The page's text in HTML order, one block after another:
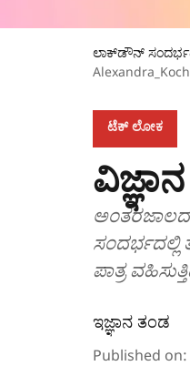
ಲಾಕ್‌ಡೌನ್
ಟೆಕ್‌ ಲೋಕ
ಸಂದರ್ಭದಲ್ಲಿ
ಪಾತ್ರ
ಇಜ್ಞಾನ ತಂಡ
Published on: